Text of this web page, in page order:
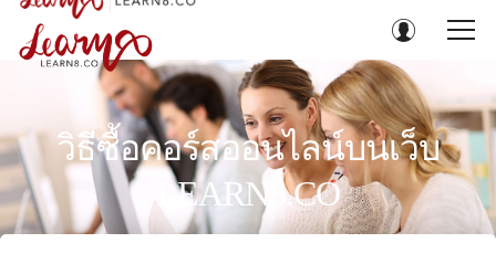
วิธีซื้อคอร์สออนไลน์บนเว็บ
LEARN8.CO